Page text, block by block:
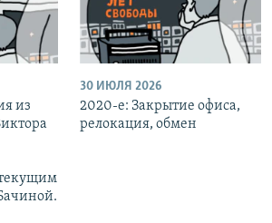
из
30 ИЮЛЯ 2026
2020-е: Закрытие офиса,
релокация, обмен